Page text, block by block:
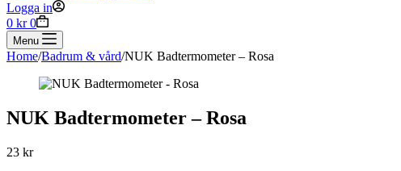
Logga in
Shopping
cart
0 kr 0
Menu
Home/Badrum & vård/NUK Badtermometer – Rosa
NUK Badtermometer – Rosa
23 kr